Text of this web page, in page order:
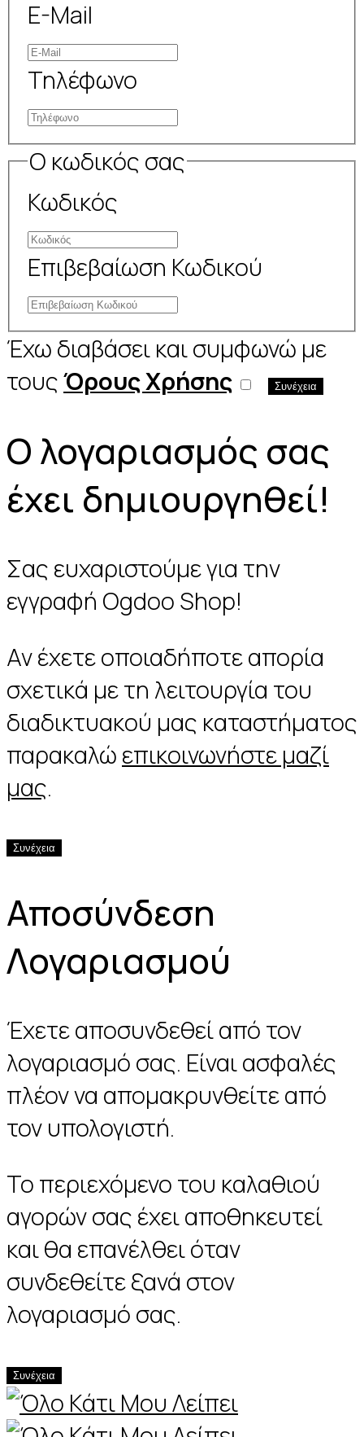
E-Mail
Τηλέφωνο
Ο κωδικός σας
Κωδικός
Επιβεβαίωση Κωδικού
Έχω διαβάσει και συμφωνώ με
τουςΌρους Χρήσης
Ο λογαριασμός σας
έχει δημιουργηθεί!
Σας ευχαριστούμε για την
εγγραφή Ogdoo Shop!
Αν έχετε οποιαδήποτε απορία
σχετικά με τη λειτουργία του
διαδικτυακού μας καταστήματος
παρακαλώ επικοινωνήστε μαζί
μας.
Συνέχεια
Αποσύνδεση
Λογαριασμού
Έχετε αποσυνδεθεί από τον
λογαριασμό σας. Είναι ασφαλές
πλέον να απομακρυνθείτε από
τον υπολογιστή.
Το περιεχόμενο του καλαθιού
αγορών σας έχει αποθηκευτεί
και θα επανέλθει όταν
συνδεθείτε ξανά στον
λογαριασμό σας.
Συνέχεια